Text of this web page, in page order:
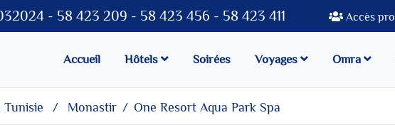
- 58 423 209 - 58 423 456 - 58 423 411 Accès pro
Accueil Hôtels Soirées Voyages Omra
Monastir One Resort Aqua Park Spa